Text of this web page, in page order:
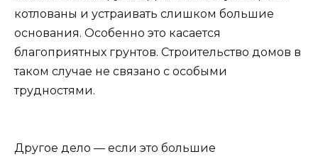
котлованы и устраивать слишком большие
основания. Особенно это касается
благоприятных грунтов. Строительство домов в
таком случае не связано с особыми
трудностями.
Другое дело — если это большие